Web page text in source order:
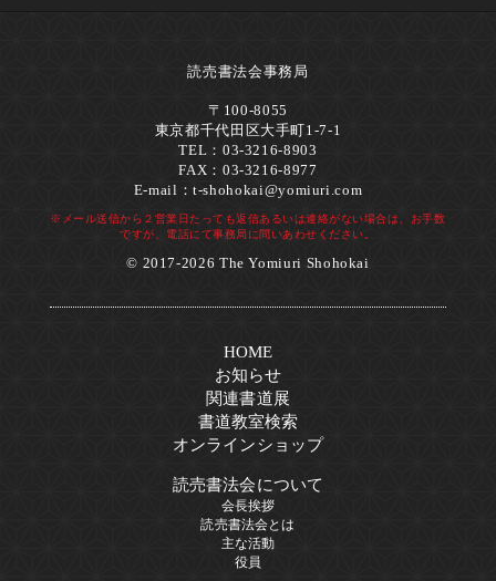
読売書法会事務局
〒100-8055
東京都千代田区大手町1-7-1
TEL：03-3216-8903
FAX：03-3216-8977
E-mail：t-shohokai@yomiuri.com
※メール送信から２営業日たっても返信あるいは連絡がない場合は、お手数
ですが、電話にて事務局に問いあわせください。
© 2017-2026 The Yomiuri Shohokai
HOME
お知らせ
関連書道展
書道教室検索
オンラインショップ
読売書法会について
会長挨拶
読売書法会とは
主な活動
役員